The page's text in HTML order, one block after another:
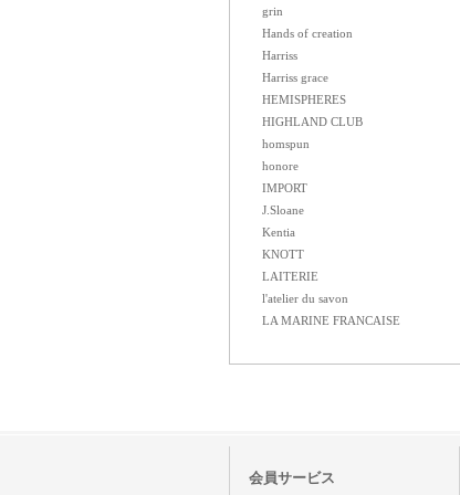
grin
Hands of creation
Harriss
Harriss grace
HEMISPHERES
HIGHLAND CLUB
homspun
honore
IMPORT
J.Sloane
Kentia
KNOTT
LAITERIE
l'atelier du savon
LA MARINE FRANCAISE
会員サービス